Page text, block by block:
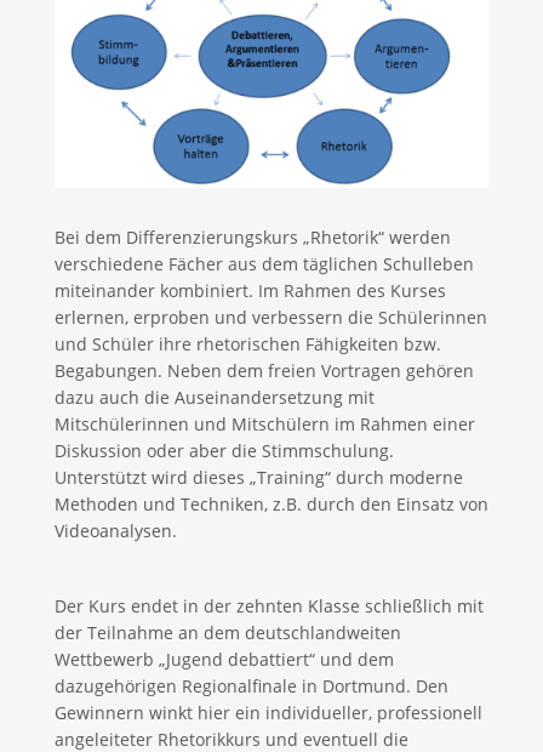
Bei dem Differenzierungskurs „Rhetorik“ werden
verschiedene Fächer aus dem täglichen Schulleben
miteinander kombiniert. Im Rahmen des Kurses
erlernen, erproben und verbessern die Schülerinnen
und Schüler ihre rhetorischen Fähigkeiten bzw.
Begabungen. Neben dem freien Vortragen gehören
dazu auch die Auseinandersetzung mit
Mitschülerinnen und Mitschülern im Rahmen einer
Diskussion oder aber die Stimmschulung.
Unterstützt wird dieses „Training“ durch moderne
Methoden und Techniken, z.B. durch den Einsatz von
Videoanalysen.
Der Kurs endet in der zehnten Klasse schließlich mit
der Teilnahme an dem deutschlandweiten
Wettbewerb „Jugend debattiert“ und dem
dazugehörigen Regionalfinale in Dortmund. Den
Gewinnern winkt hier ein individueller, professionell
angeleiteter Rhetorikkurs und eventuell die